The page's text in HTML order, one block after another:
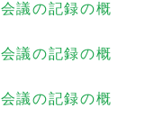
会議の記録の概
会議の記録の概
会議の記録の概